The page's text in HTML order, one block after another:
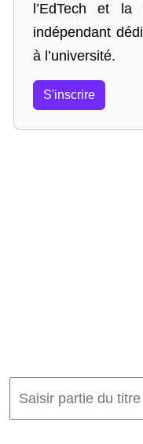
l’EdTech et
indépendant
à l’université.
S'inscrire